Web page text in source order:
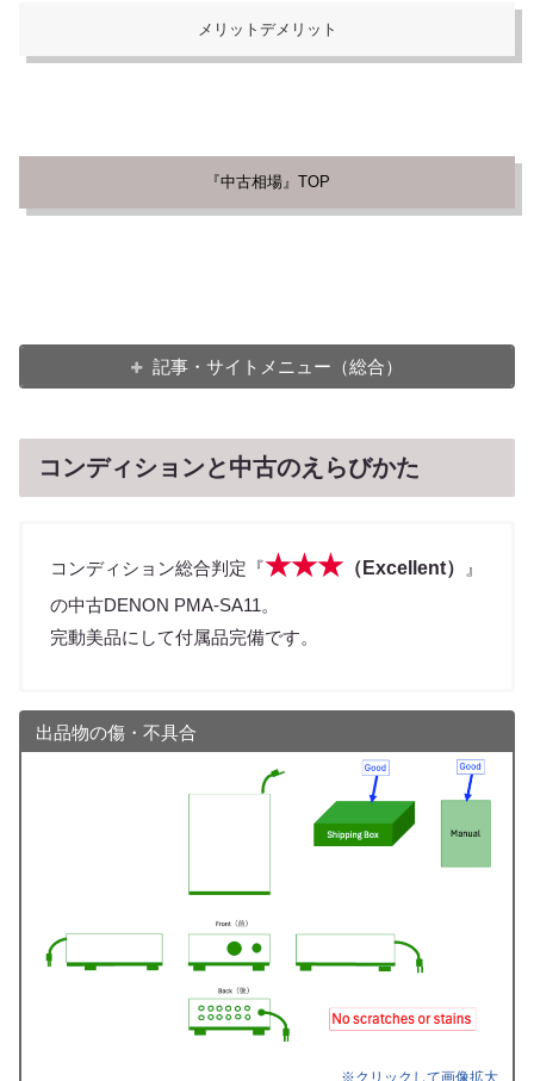
メリットデメリット
『中古相場』TOP
記事・サイトメニュー（総合）
コンディションと中古のえらびかた
コンディション総合判定『★★★（Excellent）
』
の中古DENON PMA-SA11。
完動美品にして付属品完備です。
出品物の傷・不具合
※クリックして画像拡大